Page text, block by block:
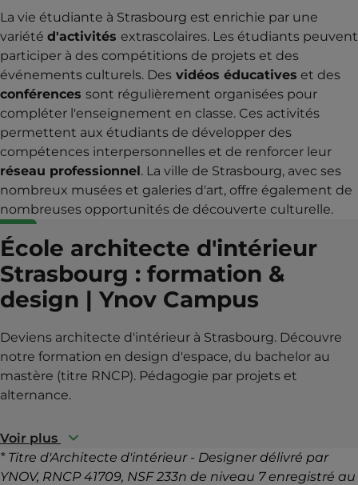
La vie étudiante à Strasbourg est enrichie par une
variété d'activités extrascolaires. Les étudiants peuvent
participer à des compétitions de projets et des
événements culturels. Des vidéos éducatives et des
conférences sont régulièrement organisées pour
compléter l'enseignement en classe. Ces activités
permettent aux étudiants de développer des
compétences interpersonnelles et de renforcer leur
réseau professionnel. La ville de Strasbourg, avec ses
nombreux musées et galeries d'art, offre également de
nombreuses opportunités de découverte culturelle.
École architecte d'intérieur
Strasbourg : formation &
design | Ynov Campus
Deviens architecte d'intérieur à Strasbourg. Découvre
notre formation en design d'espace, du bachelor au
mastère (titre RNCP). Pédagogie par projets et
alternance.
Voir plus
* Titre d'Architecte d'intérieur - Designer délivré par
YNOV, RNCP 41709, NSF 233n de niveau 7 enregistré au